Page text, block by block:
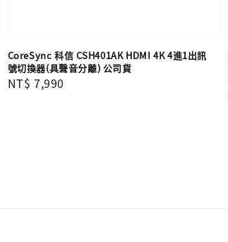
CoreSync 科信 CSH401AK HDMI 4K 4進1出訊
號切換器(具聲音分離) 公司貨
Regular
NT$ 7,990